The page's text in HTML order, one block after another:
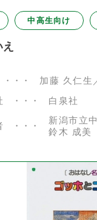
中高生向け
加藤 久仁
白泉社
新潟市立
鈴木 成美